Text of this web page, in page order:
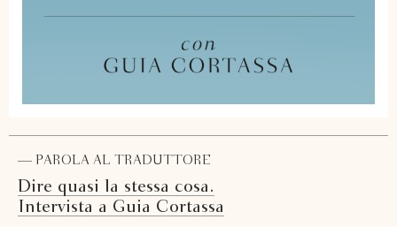
— PAROLA AL TRADUTTORE
Dire quasi la stessa cosa.
Intervista a Guia Cortassa